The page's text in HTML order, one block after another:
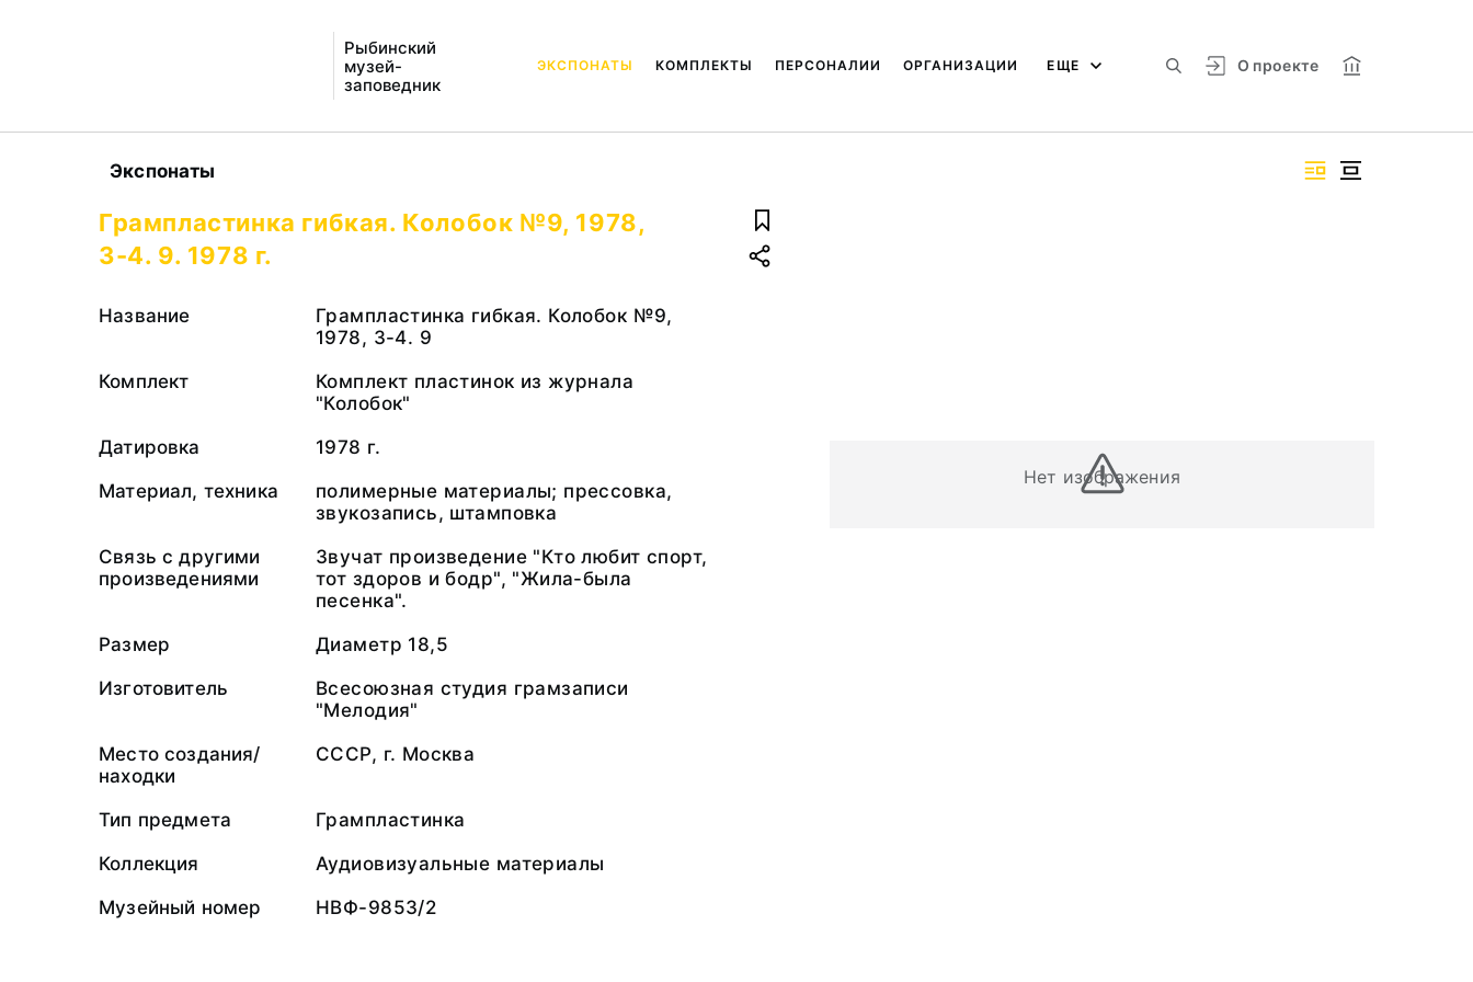
Рыбинский
музей-
заповедник
О проекте
ЭКСПОНАТЫ КОМПЛЕКТЫ ПЕРСОНАЛИИ ОРГАНИЗАЦИИ ЕЩЕ
Экспонаты
Нет изображения
Грампластинка гибкая. Колобок №9, 1978,
3-4. 9. 1978 г.
Название
Грампластинка гибкая. Колобок №9,
1978, 3-4. 9
Комплект
Комплект пластинок из журнала
"Колобок"
Датировка
1978 г.
Материал, техника
полимерные материалы; прессовка,
звукозапись, штамповка
Связь с другими
произведениями
Звучат произведение "Кто любит спорт,
тот здоров и бодр", "Жила-была
песенка".
Размер
Диаметр 18,5
Изготовитель
Всесоюзная студия грамзаписи
"Мелодия"
Место создания/
находки
СССР, г. Москва
Тип предмета
Грампластинка
Коллекция
Аудиовизуальные материалы
Музейный номер
НВФ-9853/2